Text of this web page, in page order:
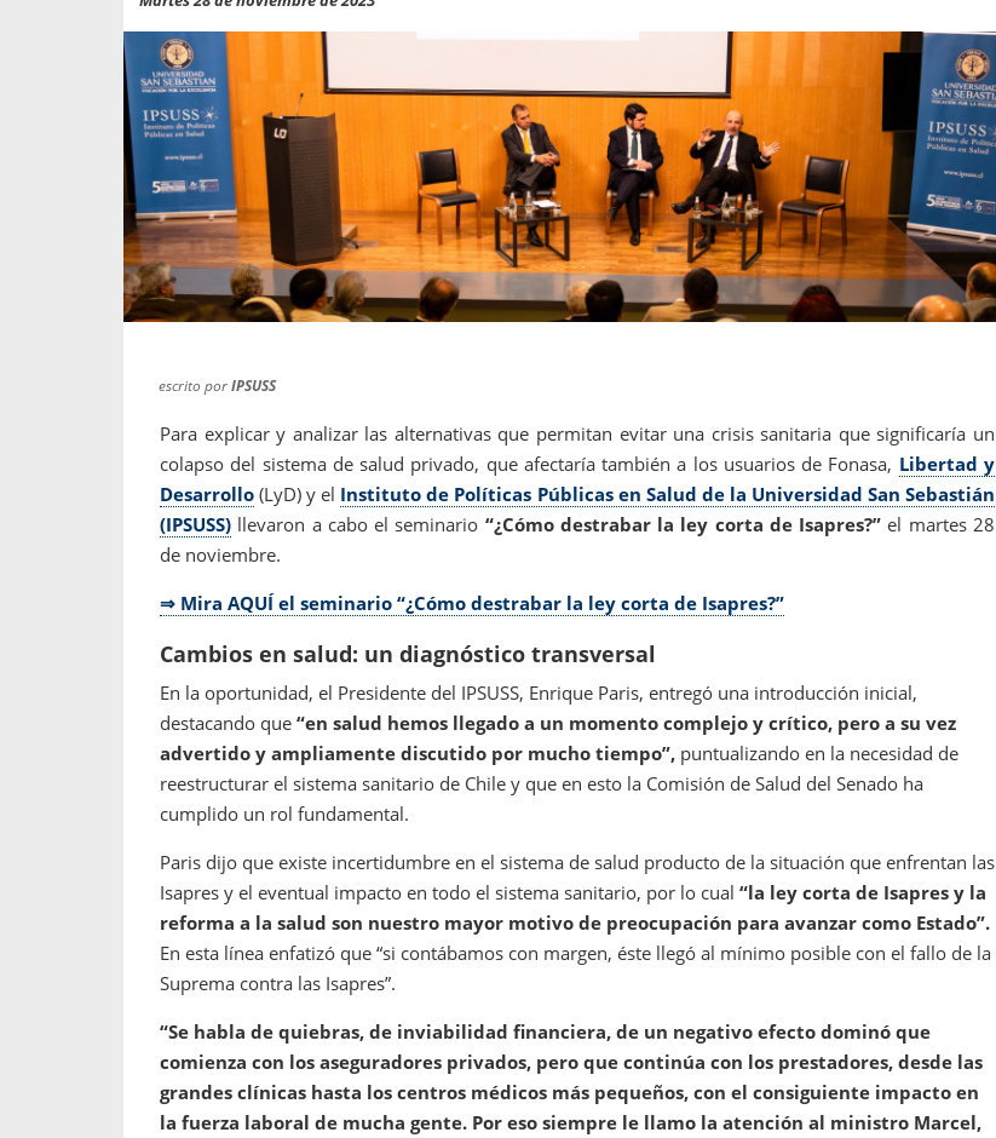
escrito porIPSUSS
Para explicar y analizar las alternativas que permitan evitar una crisis sanitaria que significaría un
colapso del sistema de salud privado, que afectaría también a los usuarios de Fonasa, Libertad y
Desarrollo (LyD) y el Instituto de Políticas Públicas en Salud de la Universidad San Sebastián
(IPSUSS) llevaron a cabo el seminario “¿Cómo destrabar la ley corta de Isapres?” el martes 28
de noviembre.
⇒ Mira AQUÍ el seminario “¿Cómo destrabar la ley corta de Isapres?”
Cambios en salud: un diagnóstico transversal
En la oportunidad, el Presidente del IPSUSS, Enrique Paris, entregó una introducción inicial,
destacando que “en salud hemos llegado a un momento complejo y crítico, pero a su vez
advertido y ampliamente discutido por mucho tiempo”, puntualizando en la necesidad de
reestructurar el sistema sanitario de Chile y que en esto la Comisión de Salud del Senado ha
cumplido un rol fundamental.
Paris dijo que existe incertidumbre en el sistema de salud producto de la situación que enfrentan las
Isapres y el eventual impacto en todo el sistema sanitario, por lo cual “la ley corta de Isapres y la
reforma a la salud son nuestro mayor motivo de preocupación para avanzar como Estado”.
En esta línea enfatizó que “si contábamos con margen, éste llegó al mínimo posible con el fallo de la
Suprema contra las Isapres”.
“Se habla de quiebras, de inviabilidad financiera, de un negativo efecto dominó que
comienza con los aseguradores privados, pero que continúa con los prestadores, desde las
grandes clínicas hasta los centros médicos más pequeños, con el consiguiente impacto en
la fuerza laboral de mucha gente. Por eso siempre le llamo la atención al ministro Marcel,
entregados por la
sobre viajes al extranjero
que deben hacer...
propaga a un gran número de...
embargo, estas son las...